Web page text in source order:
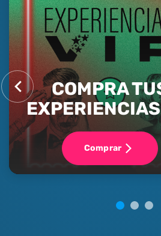
COMPRA
Comprar